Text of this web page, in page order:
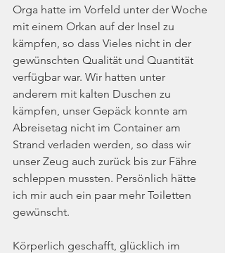
Orga hatte im Vorfeld unter der Woche
mit einem Orkan auf der Insel zu
kämpfen, so dass Vieles nicht in der
gewünschten Qualität und Quantität
verfügbar war. Wir hatten unter
anderem mit kalten Duschen zu
kämpfen, unser Gepäck konnte am
Abreisetag nicht im Container am
Strand verladen werden, so dass wir
unser Zeug auch zurück bis zur Fähre
schleppen mussten. Persönlich hätte
ich mir auch ein paar mehr Toiletten
gewünscht.
Körperlich geschafft, glücklich im